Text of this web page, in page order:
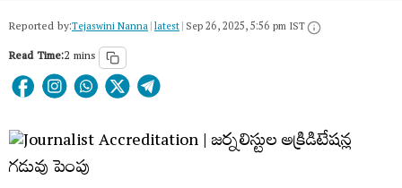
Reported by:Tejaswini Nanna|latest|Sep 26, 2025, 5:56 pm IST
Read Time:2 mins